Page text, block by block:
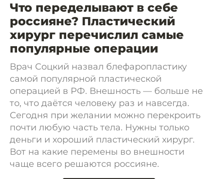
Что переделывают в себе
россияне? Пластический
хирург перечислил самые
популярные операции
Врач Соцкий назвал блефаропластику
самой популярной пластической
операцией в РФ. Внешность — больше не
то, что даётся человеку раз и навсегда.
Сегодня при желании можно перекроить
почти любую часть тела. Нужны только
деньги и хороший пластический хирург.
Вот на какие перемены во внешности
чаще всего решаются россияне.